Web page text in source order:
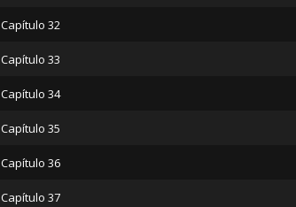
Capítulo 32
Capítulo 33
Capítulo 34
Capítulo 35
Capítulo 36
Capítulo 37